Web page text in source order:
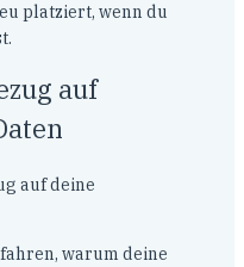
platziert, wenn du
auf
auf deine
warum deine